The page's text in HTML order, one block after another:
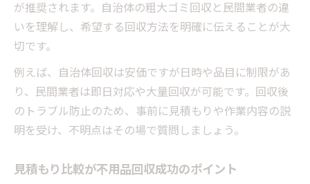
が推奨されます。自治体の粗大ゴミ回収と民間業者の違
いを理解し、希望する回収方法を明確に伝えることが大
切です。
例えば、自治体回収は安価ですが日時や品目に制限があ
り、民間業者は即日対応や大量回収が可能です。回収後
のトラブル防止のため、事前に見積もりや作業内容の説
明を受け、不明点はその場で質問しましょう。
見積もり比較が不用品回収成功のポイント